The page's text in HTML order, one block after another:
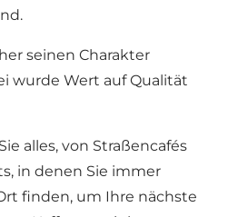
seinen Charakter
wurde Wert auf Qualität
alles, von Straßencafés
in denen Sie immer
finden, um Ihre nächste